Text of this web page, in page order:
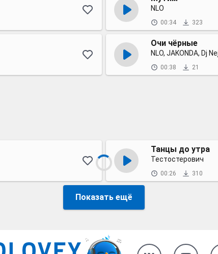
NLO
00:34 323
Очи чёрные
NLO, JAKONDA, Dj
00:38 21
Танцы до утра
Тестостерович
00:26 310
Показать ещё